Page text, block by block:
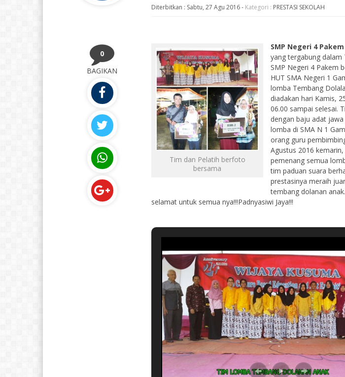
Diterbitkan : Sabtu, 27 Agu 2016- Kategori : PRESTASI SEKOLAH
0
BAGIKAN
Tim dan Pelatih berfoto
bersama
SMP Negeri 4 Pakem
yang tergabung dalam
SMP Negeri 4 Pakem
HUT SMA Negeri 1
lomba Tembang
diadakan hari Kamis,
06.00 sampai selesai.
dengan baju adat
lomba di SMA N 1
orang guru
Agustus 2016
pemenang semua
tim paduan suara
prestasinya meraih
tembang dolanan
selamat untuk semua nya!!!Padnyasiwi Jaya!!!